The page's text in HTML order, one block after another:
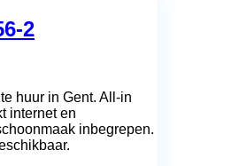
2
huur in Gent. All-in
internet en
inbegrepen.